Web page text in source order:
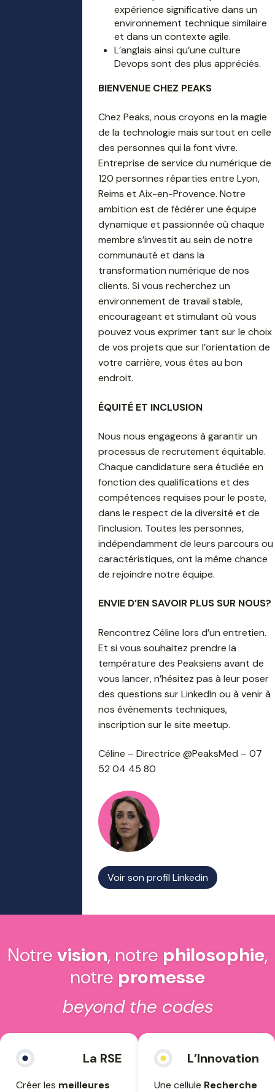
expérience significative dans un
environnement technique similaire
et dans un contexte agile.
L’anglais ainsi qu’une culture
Devops sont des plus appréciés.
BIENVENUE CHEZ PEAKS
Chez Peaks, nous croyons en la magie
de la technologie mais surtout en celle
des personnes qui la font vivre.
Entreprise de service du numérique de
120 personnes réparties entre Lyon,
Reims et Aix-en-Provence. Notre
ambition est de fédérer une équipe
dynamique et passionnée où chaque
membre s’investit au sein de notre
communauté et dans la
transformation numérique de nos
clients. Si vous recherchez un
environnement de travail stable,
encourageant et stimulant où vous
pouvez vous exprimer tant sur le choix
de vos projets que sur l’orientation de
votre carrière, vous êtes au bon
endroit.
ÉQUITÉ ET INCLUSION
Nous nous engageons à garantir un
processus de recrutement équitable.
Chaque candidature sera étudiée en
fonction des qualifications et des
compétences requises pour le poste,
dans le respect de la diversité et de
l’inclusion. Toutes les personnes,
indépendamment de leurs parcours ou
caractéristiques, ont la même chance
de rejoindre notre équipe.
ENVIE D’EN SAVOIR PLUS SUR NOUS?
Rencontrez Céline lors d’un entretien.
Et si vous souhaitez prendre la
température des Peaksiens avant de
vous lancer, n’hésitez pas à leur poser
des questions sur LinkedIn ou à venir à
nos événements techniques,
inscription sur le site meetup.
Céline – Directrice @PeaksMed – 07
52 04 45 80
Voir son profil Linkedin
Notre vision, notre philosophie,
notre promesse
beyond the codes
La RSE
Créer les meilleures
L’Innovation
Une cellule Recherche